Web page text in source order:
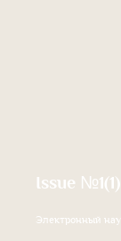
Issue
Электронный